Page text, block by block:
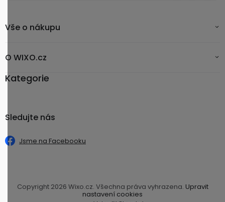
Vše o nákupu
O WIXO.cz
Kategorie
Sledujte nás
Jsme na Facebooku
Copyright 2026 Wixo.cz. Všechna práva vyhrazena. Upravit
nastavení cookies